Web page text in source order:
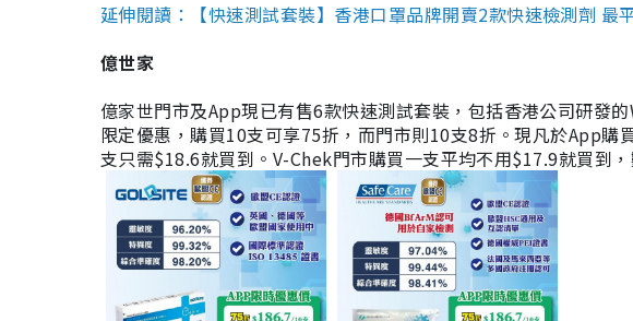
延伸閱讀：【快速測試套裝】香港口罩品牌開賣2款快速檢測劑
億世家
億家世門市及App現已有售6款快速測試套裝，包括香港公司研發
限定優惠，購買10支可享75折，而門市則10支8折。現凡於App
支只需$18.6就買到。V-Chek門市購買一支平均不用$17.9就買到